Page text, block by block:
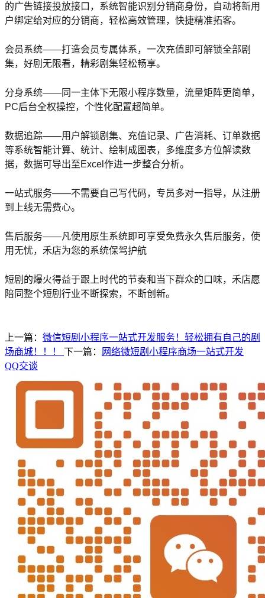
的广告链接投放接口，系统智能识别分销商身份，自动将新用
户绑定给对应的分销商，轻松高效管理，快捷精准拓客。
会员系统——打造会员专属体系，一次充值即可解锁全部剧
集，好剧无限看，精彩剧集轻松畅享。
分身系统——同一主体下无限小程序数量，流量矩阵更简单，
PC后台全权操控，个性化配置超简单。
数据追踪——用户解锁剧集、充值记录、广告消耗、订单数据
等系统智能计算、统计、绘制成图表，多维度多方位解读数
据，数据可导出至Excel作进一步整合分析。
一站式服务——不需要自己写代码，专员多对一指导，从注册
到上线无需费心。
售后服务——凡使用原生系统即可享受免费永久售后服务，使
用无忧，禾店为您的系统保驾护航
短剧的爆火得益于跟上时代的节奏和当下群众的口味，禾店愿
陪同整个短剧行业不断探索，不断创新。
上一篇： 微信短剧小程序一站式开发服务！轻松拥有自己的剧
场商城！！！ 下一篇：
网络微短剧小程序商场一站式开发
QQ交谈